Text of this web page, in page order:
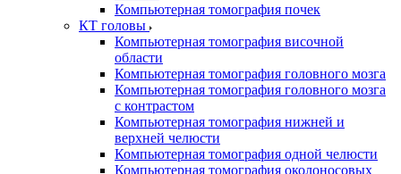
Компьютерная томография почек
КТ головы
Компьютерная томография височной
области
Компьютерная томография головного мозга
Компьютерная томография головного мозга
с контрастом
Компьютерная томография нижней и
верхней челюсти
Компьютерная томография одной челюсти
Компьютерная томография околоносовых